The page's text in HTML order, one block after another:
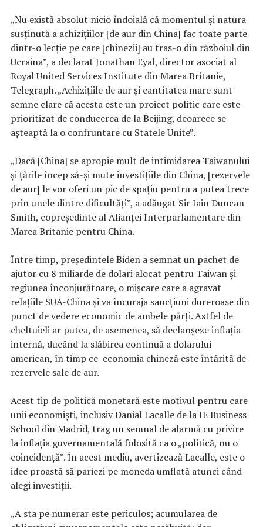
„Nu există absolut nicio îndoială că momentul și natura
susținută a achizițiilor [de aur din China] fac toate parte
dintr-o lecție pe care [chinezii] au tras-o din războiul din
Ucraina”, a declarat Jonathan Eyal, director asociat al
Royal United Services Institute din Marea Britanie,
Telegraph. „Achizițiile de aur și cantitatea mare sunt
semne clare că acesta este un proiect politic care este
prioritizat de conducerea de la Beijing, deoarece se
aşteaptă la o confruntare cu Statele Unite”.
„Dacă [China] se apropie mult de intimidarea Taiwanului
și țările încep să-și mute investițiile din China, [rezervele
de aur] le vor oferi un pic de spaţiu pentru a putea trece
prin unele dintre dificultăți”, a adăugat Sir Iain Duncan
Smith, copreședinte al Alianței Interparlamentare din
Marea Britanie pentru China.
Între timp, președintele Biden a semnat un pachet de
ajutor cu 8 miliarde de dolari alocat pentru Taiwan și
regiunea înconjurătoare, o mișcare care a agravat
relațiile SUA-China și va încuraja sancțiuni dureroase din
punct de vedere economic de ambele părți. Astfel de
cheltuieli ar putea, de asemenea, să declanșeze inflația
internă, ducând la slăbirea continuă a dolarului
american, în timp ce economia chineză este întărită de
rezervele sale de aur.
Acest tip de politică monetară este motivul pentru care
unii economiști, inclusiv Danial Lacalle de la IE Business
School din Madrid, trag un semnal de alarmă cu privire
la inflația guvernamentală folosită ca o „politică, nu o
coincidență”. În acest mediu, avertizează Lacalle, este o
idee proastă să pariezi pe moneda umflată atunci când
alegi investiții.
„A sta pe numerar este periculos; acumularea de